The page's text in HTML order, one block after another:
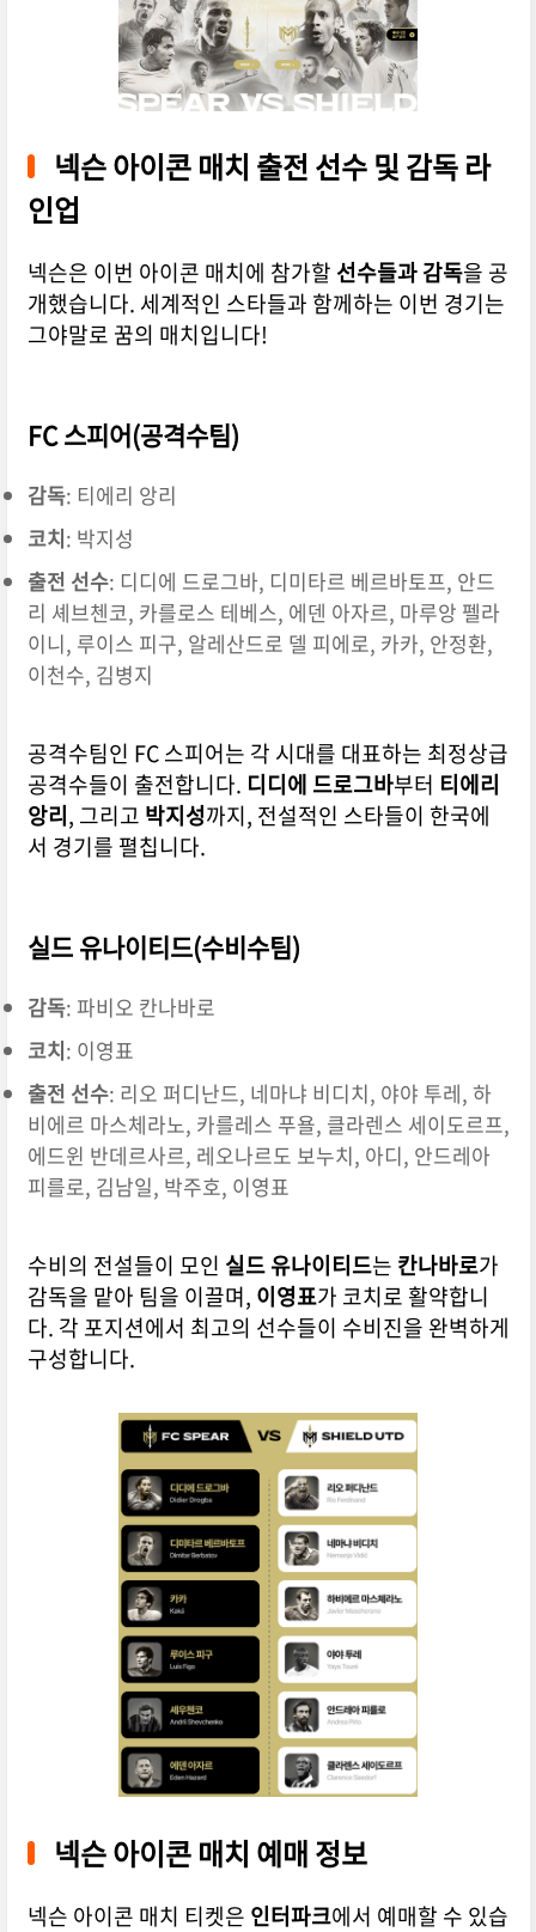
넥슨 아이콘 매치 출전 선수 및 감독 라
인업
넥슨은 이번 아이콘 매치에 참가할 선수들과 감독을 공
개했습니다. 세계적인 스타들과 함께하는 이번 경기는
그야말로 꿈의 매치입니다!
FC 스피어(공격수팀)
감독: 티에리 앙리
코치: 박지성
출전 선수: 디디에 드로그바, 디미타르 베르바토프, 안드
리 셰브첸코, 카를로스 테베스, 에덴 아자르, 마루앙 펠라
이니, 루이스 피구, 알레산드로 델 피에로, 카카, 안정환,
이천수, 김병지
공격수팀인 FC 스피어는 각 시대를 대표하는 최정상급
공격수들이 출전합니다. 디디에 드로그바부터 티에리
앙리, 그리고 박지성까지, 전설적인 스타들이 한국에
서 경기를 펼칩니다.
실드 유나이티드(수비수팀)
감독: 파비오 칸나바로
코치: 이영표
출전 선수: 리오 퍼디난드, 네마냐 비디치, 야야 투레, 하
비에르 마스체라노, 카를레스 푸욜, 클라렌스 세이도르프,
에드윈 반데르사르, 레오나르도 보누치, 아디, 안드레아
피를로, 김남일, 박주호, 이영표
수비의 전설들이 모인 실드 유나이티드는 칸나바로가
감독을 맡아 팀을 이끌며, 이영표가 코치로 활약합니
다. 각 포지션에서 최고의 선수들이 수비진을 완벽하게
구성합니다.
넥슨 아이콘 매치 예매 정보
넥슨 아이콘 매치 티켓은 인터파크에서 예매할 수 있습